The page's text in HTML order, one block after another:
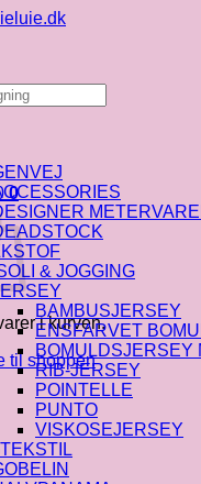
0
i kurven.
til shoppen
& JOGGING
BAMBUSJERSEY
ENSFARVET
BOMULDSJERSEY
RIB-JERSEY
POINTELLE
PUNTO
VISKOSEJERSEY